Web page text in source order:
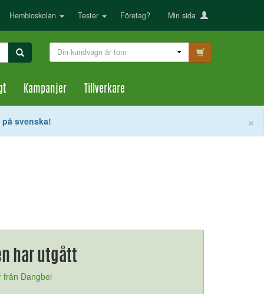
Hembioskolan Tester Företag? Min sida
Din kundvagn är tom
Kampanjer Tillverkare
×
svenska!
har utgått
från Dangbei